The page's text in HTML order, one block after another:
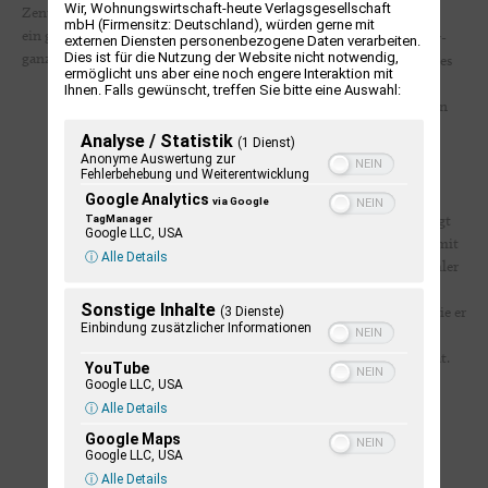
Zentren Europas und schuf dabei
ein geistiges Rückgrat für eine
ganze Region im Wandel.
hat, und seit über 35 Jahren als
einer der Kuratoren der Plöner-
Sommer-Ausstellungen und des
Kunstvereins Schwimmhalle
Schloss Plön mit vielbeachteten
Gegenwart. Zu seinem 90.
Geburtstag im Herbst 2025
widmete der Kunstverein ihm
selbst eine Ausstellung. Sie zeigt
Dieter Pape auch als Künstler mit
eigenen Werken und als Sammler
Werken namhafter Künstler, die er
gemeinsam mit seiner Frau
Barbara zusammengetragen hat.
Vor allem aber würdigt sie ihn
leidenschaftlich der Kunst
gewidmet zu haben.
Wir, Wohnungswirtschaft-heute Verlagsgesellschaft
mbH (Firmensitz: Deutschland), würden gerne mit
externen Diensten personenbezogene Daten verarbeiten.
Dies ist für die Nutzung der Website nicht notwendig,
ermöglicht uns aber eine noch engere Interaktion mit
Ihnen. Falls gewünscht, treffen Sie bitte eine Auswahl:
Analyse / Statistik (1 Dienst)
Anonyme Auswertung zur
Fehlerbehebung und Weiterentwicklung
Google Analytics via Google
TagManager
Google LLC, USA
ⓘ Alle Details
Sonstige Inhalte (3 Dienste)
Einbindung zusätzlicher Informationen
YouTube
Google LLC, USA
ⓘ Alle Details
Google Maps
Google LLC, USA
ⓘ Alle Details